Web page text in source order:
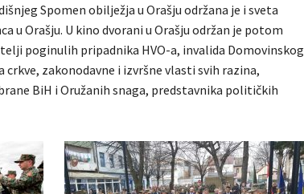
Spomen obilježja u Orašju održana je i sveta
u Orašju. U kino dvorani u Orašju održan je potom
poginulih pripadnika HVO-a, invalida Domovinskog
zakonodavne i izvršne vlasti svih razina,
BiH i Oružanih snaga, predstavnika političkih